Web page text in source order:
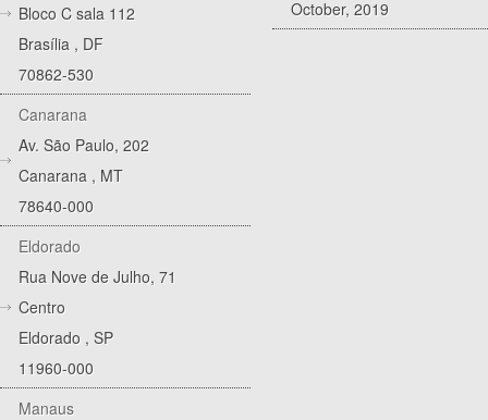
Bloco C sala 112
Brasília , DF
70862-530
Canarana
Av. São Paulo, 202
Canarana , MT
78640-000
Eldorado
Rua Nove de Julho, 71
Centro
Eldorado , SP
11960-000
Manaus
October, 2019